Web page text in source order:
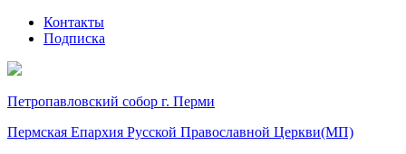
Контакты
Подписка
Петропавловский собор г. Перми
Пермская Епархия Русской Православной Церкви(МП)